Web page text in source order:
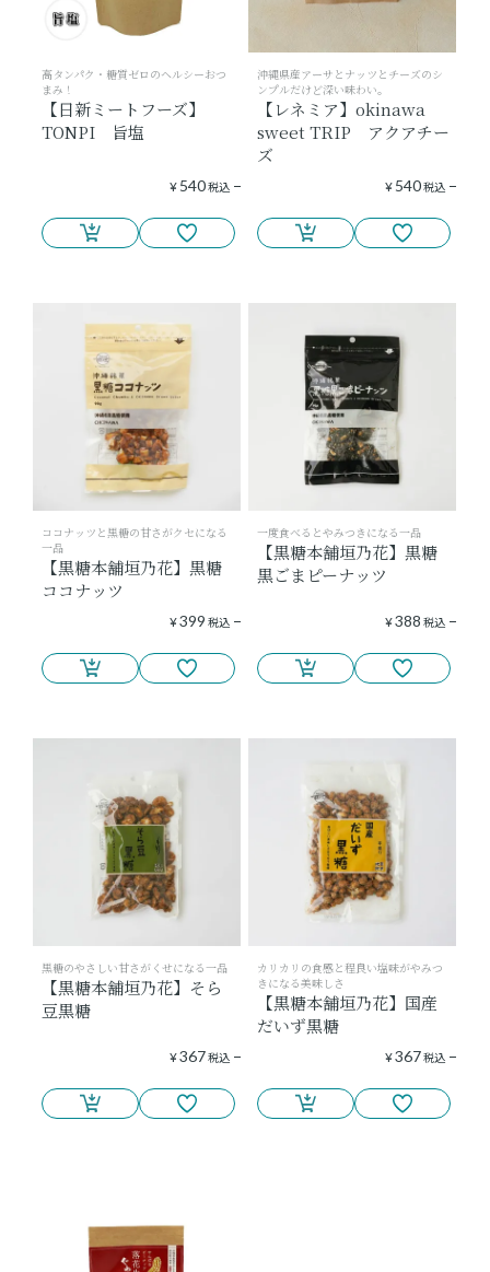
高タンパク・糖質ゼロのヘルシーおつ
まみ！
【日新ミートフーズ】
TONPI 旨塩
¥ 540税込
沖縄県産アーサとナッツとチーズのシ
ンプルだけど深い味わい。
【レネミア】okinawa
sweet TRIP アクアチー
ズ
¥ 540税込
ココナッツと黒糖の甘さがクセになる
一品
【黒糖本舗垣乃花】黒糖
ココナッツ
¥399 税込
一度食べるとやみつきになる一品
【黒糖本舗垣乃花】黒糖
黒ごまピーナッツ
¥388 税込
黒糖のやさしい甘さがくせになる一品
【黒糖本舗垣乃花】そら
豆黒糖
¥367税込
カリカリの食感と程良い塩味がやみつ
きになる美味しさ
【黒糖本舗垣乃花】国産
だいず黒糖
¥367税込